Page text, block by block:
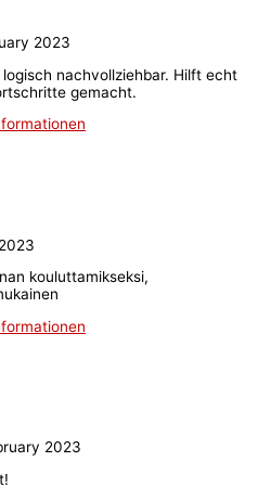
2023
nachvollziehbar. Hilft echt
gemacht.
kouluttamikseksi,
2023